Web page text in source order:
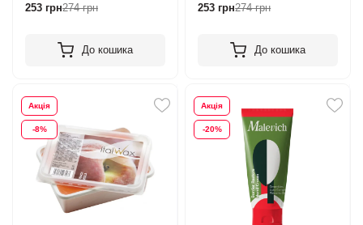
253 грн274 грн
До кошика
253 грн274 грн
До кошика
Акція
-8%
Акція
-20%